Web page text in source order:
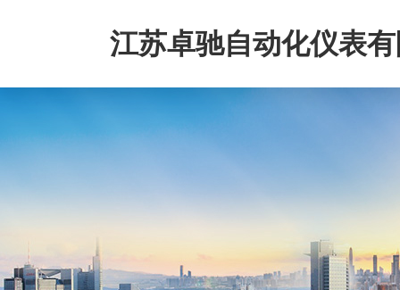
江苏卓驰自动化仪表